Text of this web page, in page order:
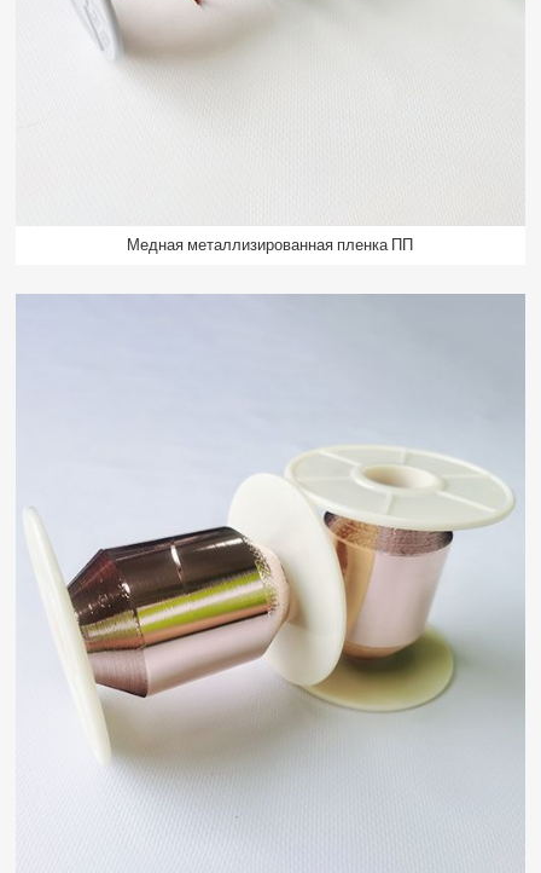
Медная металлизированная пленка ПП